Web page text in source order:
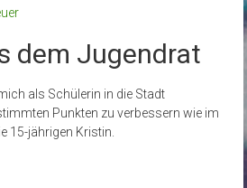
dem Jugendrat
als Schülerin in die Stadt
Punkten zu verbessern wie im
15-jährigen Kristin.